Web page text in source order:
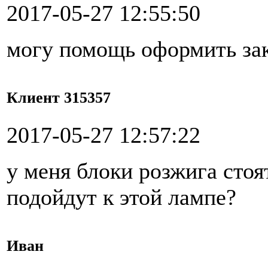
2017-05-27 12:55:50
могу помощь оформить
Клиент 315357
2017-05-27 12:57:22
у меня блоки розжига
подойдут к этой лампе?
Иван